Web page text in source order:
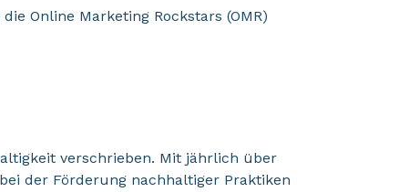
Online Marketing Rockstars (OMR)
verschrieben. Mit jährlich über
der Förderung nachhaltiger Praktiken